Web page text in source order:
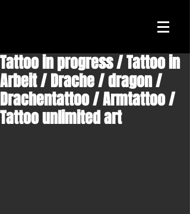
Tattoo in progress / Tattoo in
Arbeit / Drache / dragon /
Drachentattoo / Armtattoo /
Tattoo unlimited art